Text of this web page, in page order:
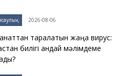
2026-08-06
таралатын жаңа вирус:
билігі қандай мәлімдеме